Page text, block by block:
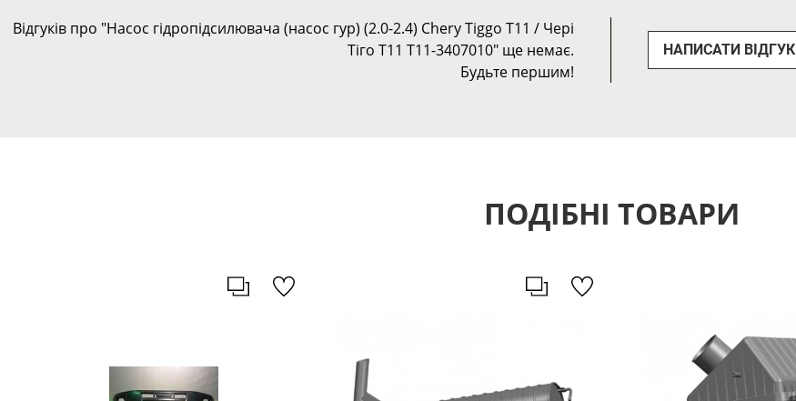
Відгуків про "Насос гідропідсилювача (насос гур) (2.0-2.4) Chery Tiggo Т11 / Чері
Тіго Т11 T11-3407010" ще немає.
Будьте першим!
НАПИСАТИ ВІДГУК
ПОДІБНІ ТОВАРИ